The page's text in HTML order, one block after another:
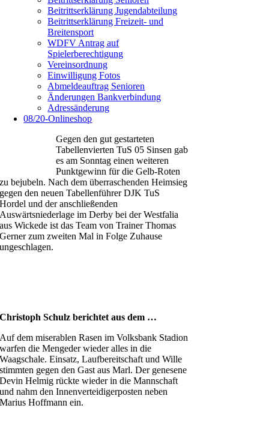
Beitrittserklärung Jugendabteilung
Beitrittserklärung Freizeit- und
Breitensport
WDFV Antrag auf
Spielerberechtigung
Vereinsordnung
Einwilligung Fotos
Abmeldeauftrag Senioren
Änderungen Bankverbindung
Adressänderung
08/20-Onlineshop
Gegen den gut gestarteten
Tabellenvierten TuS 05 Sinsen gab
es am Sonntag einen weiteren
Punktgewinn für die Gelb-Roten
zu bejubeln. Nach dem überraschenden Heimsieg
gegen den neuen Tabellenführer DJK TuS
Hordel und der anschließenden
Auswärtsniederlage im Derby bei der Westfalia
aus Wickede ist das Team von Trainer Thomas
Gerner zum zweiten Mal in Folge Zuhause
ungeschlagen.
Christoph Schulz berichtet aus dem …
Auf dem miserablen Rasen im Volksbank Stadion
warfen die Mengeder wieder alles in die
Waagschale. Einsatz, Laufbereitschaft und Wille
stimmten gegen den Gast aus Marl. Der genesene
Devin Helmig rückte wieder in die Mannschaft
und nahm den Innenverteidigerposten neben
Marius Hoffmann ein.